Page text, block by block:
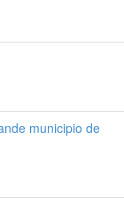
municipio de